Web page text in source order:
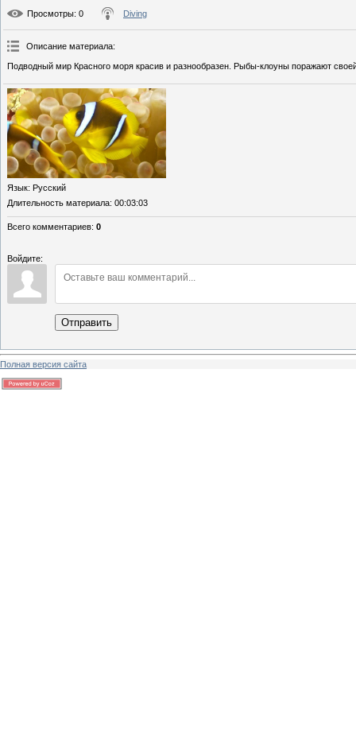
Просмотры: 0 Diving
Описание материала:
Подводный мир Красного моря красив и разнообразен. Рыбы-клоуны поражают
Язык: Русский
Длительность материала: 00:03:03
Всего комментариев: 0
Войдите:
Отправить
Полная версия сайта